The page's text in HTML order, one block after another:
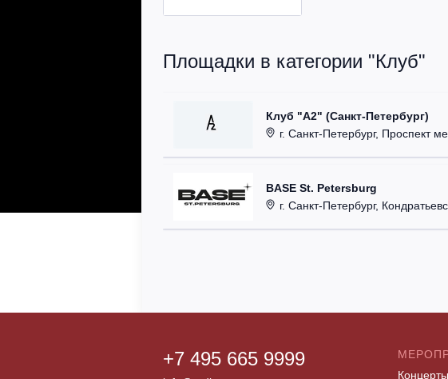
Площадки в категории "Клуб"
Клуб "А2" (Санкт-Петербург)
г. Санкт-Петербург, Проспект
BASE St. Petersburg
г. Санкт-Петербург, Кондратьевский
+7 495 665 9999
Концерты